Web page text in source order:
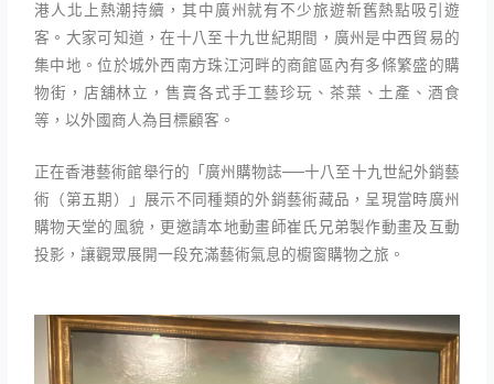
港人北上熱潮持續，其中廣州就有不少旅遊新舊熱點吸引遊
客。大家可知道，在十八至十九世紀期間，廣州是中西貿易的
集中地。位於城外西南方珠江河畔的商館區內有多條繁盛的購
物街，店舖林立，售賣各式手工藝珍玩、茶葉、土產、酒食
等，以外國商人為目標顧客。
正在香港藝術館舉行的「廣州購物誌──十八至十九世紀外銷藝
術（第五期）」展示不同種類的外銷藝術藏品，呈現當時廣州
購物天堂的風貌，更邀請本地動畫師崔氏兄弟製作動畫及互動
投影，讓觀眾展開一段充滿藝術氣息的櫥窗購物之旅。